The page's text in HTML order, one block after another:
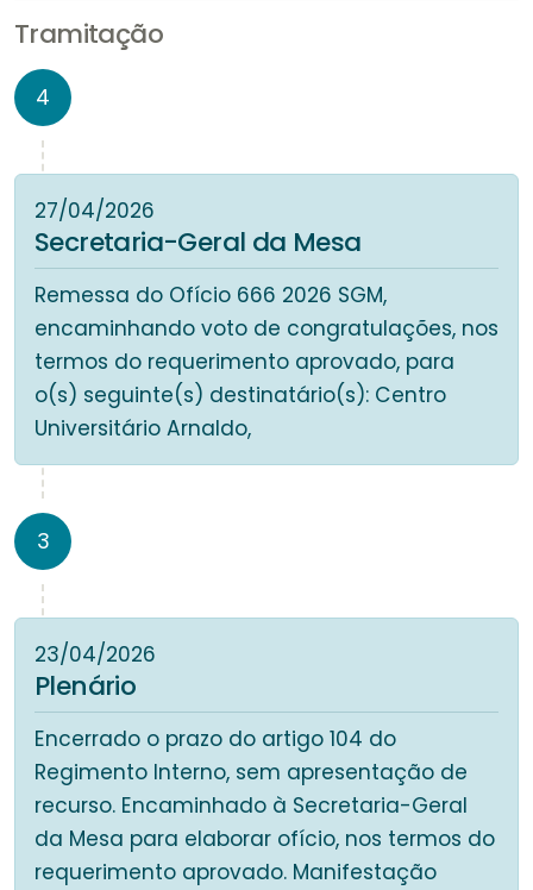
Tramitação
4
27/04/2026
Secretaria-Geral da Mesa
Remessa do Ofício 666 2026 SGM,
encaminhando voto de congratulações, nos
termos do requerimento aprovado, para
o(s) seguinte(s) destinatário(s): Centro
Universitário Arnaldo,
3
23/04/2026
Plenário
Encerrado o prazo do artigo 104 do
Regimento Interno, sem apresentação de
recurso. Encaminhado à Secretaria-Geral
da Mesa para elaborar ofício, nos termos do
requerimento aprovado. Manifestação